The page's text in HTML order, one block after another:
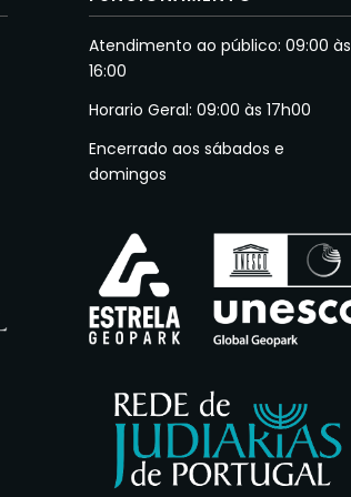
Atendimento ao público: 09:00 às
16:00
Horario Geral: 09:00 às 17h00
Encerrado aos sábados e
domingos